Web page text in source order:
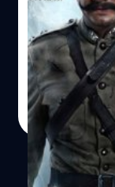
ก้องเกียรติ โข
ชื่นชอบที่สุด ติด
กำกับ"ลองของ
น้ำตาได้ แล้วก็
ฉีกแนวไปบ้าง
ข่าวว่ามาทำหนั
รับชมด้วยใจเต็ม
สุชยา เกษจำรัส|
Read More